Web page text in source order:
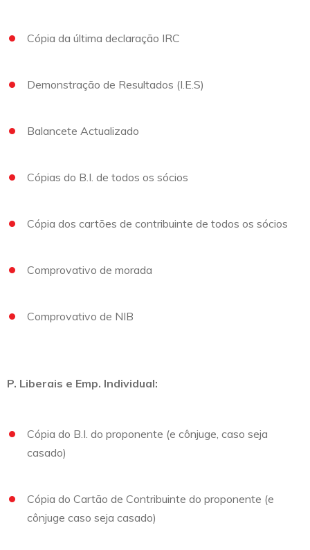
Cópia da última declaração IRC
Demonstração de Resultados (I.E.S)
Balancete Actualizado
Cópias do B.I. de todos os sócios
Cópia dos cartões de contribuinte de todos os sócios
Comprovativo de morada
Comprovativo de NIB
P. Liberais e Emp. Individual:
Cópia do B.I. do proponente (e cônjuge, caso seja
casado)
Cópia do Cartão de Contribuinte do proponente (e
cônjuge caso seja casado)